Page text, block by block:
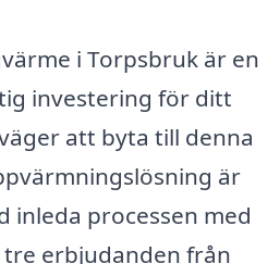
i Torpsbruk är en
investering för ditt
att byta till denna
är
inleda processen med
erbjudanden från